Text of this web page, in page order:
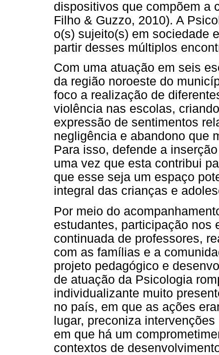
dispositivos que compõem a
Filho & Guzzo, 2010). A
o(s) sujeito(s) em sociedade
partir desses múltiplos
Com uma atuação em seis
da região noroeste do
foco a realização de
violência nas escolas,
expressão de sentimentos
negligência e abandono que
Para isso, defende a
uma vez que esta contribui
que esse seja um espaço
integral das crianças e
Por meio do
estudantes, participação nos
continuada de professores,
com as famílias e a
projeto pedagógico e
de atuação da Psicologia
individualizante muito
no país, em que as ações
lugar, preconiza
em que há um
contextos de